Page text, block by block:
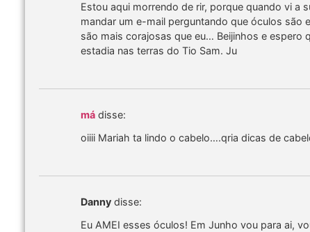
Estou aqui morrendo de rir, porque quando vi a
mandar um e-mail perguntando que óculos são
são mais corajosas que eu… Beijinhos e espero
estadia nas terras do Tio Sam. Ju
má disse:
oiiii Mariah ta lindo o cabelo….qria dicas de
Danny disse:
Eu AMEI esses óculos! Em Junho vou para ai,